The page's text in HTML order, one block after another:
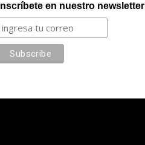
Inscríbete en nuestro newsletter